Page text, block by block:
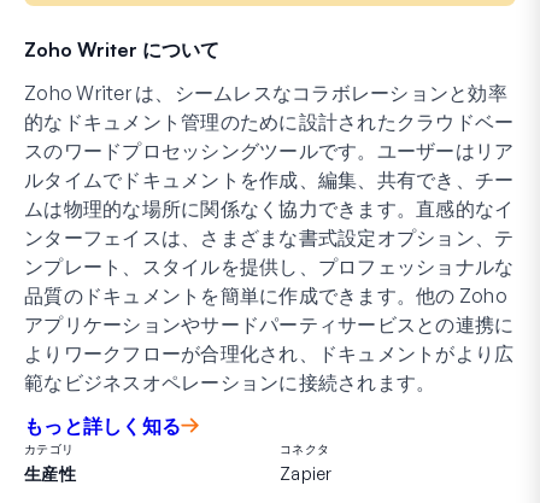
Zoho Writer について
Zoho Writer は、シームレスなコラボレーションと効率
的なドキュメント管理のために設計されたクラウドベー
スのワードプロセッシングツールです。ユーザーはリア
ルタイムでドキュメントを作成、編集、共有でき、チー
ムは物理的な場所に関係なく協力できます。直感的なイ
ンターフェイスは、さまざまな書式設定オプション、テ
ンプレート、スタイルを提供し、プロフェッショナルな
品質のドキュメントを簡単に作成できます。他の Zoho
アプリケーションやサードパーティサービスとの連携に
よりワークフローが合理化され、ドキュメントがより広
範なビジネスオペレーションに接続されます。
もっと詳しく知る
カテゴリ
生産性
コネクタ
Zapier